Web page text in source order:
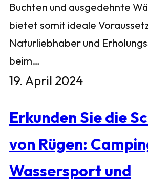
Buchten und ausgedehnte
bietet somit ideale
Naturliebhaber und
beim…
19. April 2024
Erkunden Sie die
von Rügen:
Wassersport und